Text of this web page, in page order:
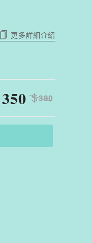
更多詳細介紹
350 $390